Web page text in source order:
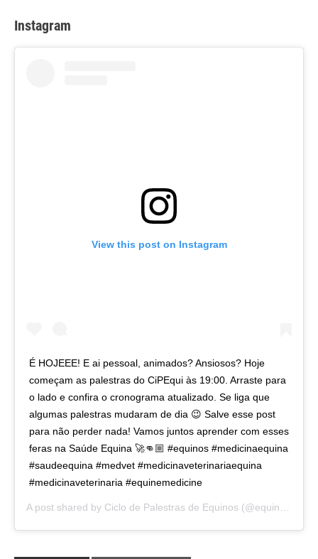
Instagram
View this post on Instagram
É HOJEEE! E ai pessoal, animados? Ansiosos? Hoje
começam as palestras do CiPEqui às 19:00. Arraste para
o lado e confira o cronograma atualizado. Se liga que
algumas palestras mudaram de dia 😉 Salve esse post
para não perder nada! Vamos juntos aprender com esses
feras na Saúde Equina 🚀👊🏼 #equinos #medicinaequina
#saudeequina #medvet #medicinaveterinariaequina
#medicinaveterinaria #equinemedicine
A post shared by Ciclo de Palestras de Equinos (@equinos_cipequiufpr) on